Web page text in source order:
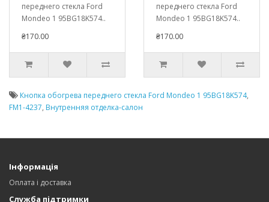
переднего стекла Ford
Mondeo 1 95BG18K574..
₴170.00
переднего стекла Ford
Mondeo 1 95BG18K574..
₴170.00
Кнопка обогрева переднего стекла Ford Mondeo 1 95BG18K574,
FM1-4237, Внутренняя отделка-салон
Інформація
Оплата і доставка
Служба підтримки